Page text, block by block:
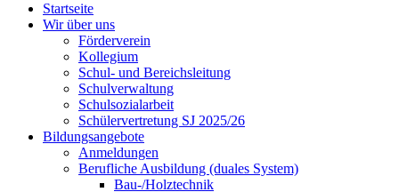
Startseite
Wir über uns
Förderverein
Kollegium
Schul- und Bereichsleitung
Schulverwaltung
Schulsozialarbeit
Schülervertretung SJ 2025/26
Bildungsangebote
Anmeldungen
Berufliche Ausbildung (duales System)
Bau-/Holztechnik